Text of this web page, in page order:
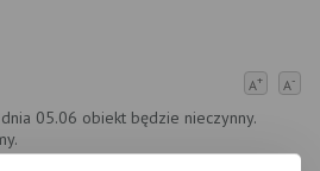
A+ A-
05.06 obiekt będzie nieczynny.